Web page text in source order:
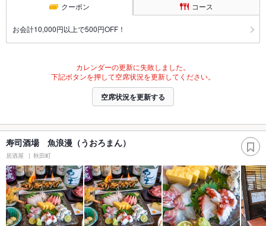
クーポン コース
お会計10,000円以上で500円OFF！
カレンダーの更新に失敗しました。
下記ボタンを押して空席状況を更新してください。
空席状況を更新する
寿司酒場 魚浪漫（うおろまん）
居酒屋 秋田町